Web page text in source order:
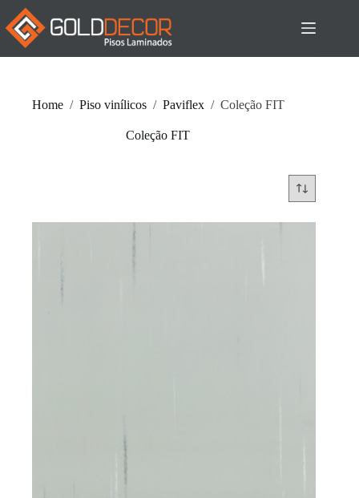
Pular
para
conteúdo
Home / Piso vinílicos / Paviflex / Coleção FIT
Coleção FIT